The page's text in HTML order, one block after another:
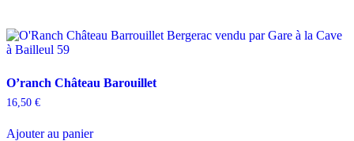
Les
être
O’ranch Château Barouillet
16,50 €
Ajouter au panier